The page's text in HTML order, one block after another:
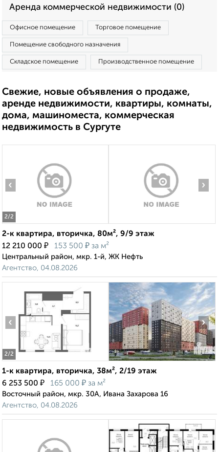
Аренда коммерческой недвижимости (0)
Офисное помещение Торговое помещение
Помещение свободного назначения
Складское помещение Производственное помещение
Свежие, новые объявления о продаже,
аренде недвижимости, квартиры, комнаты,
дома, машиноместа, коммерческая
недвижимость в Сургуте
2/2
‹ ›
2-к квартира, вторичка, 80м², 9/9 этаж
12 210 000 ₽ 153 500 ₽ за м²
Центральный район, мкр. 1-й, ЖК Нефть
Агентство, 04.08.2026
2/2
‹ ›
1-к квартира, вторичка, 38м², 2/19 этаж
6 253 500 ₽ 165 000 ₽ за м²
Восточный район, мкр. 30А, Ивана Захарова 16
Агентство, 04.08.2026